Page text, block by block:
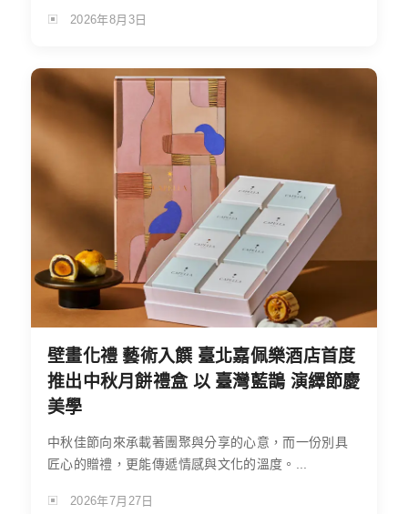
2026年8月3日
壁畫化禮 藝術入饌 臺北嘉佩樂酒店首度
推出中秋月餅禮盒 以 臺灣藍鵲 演繹節慶
美學
中秋佳節向來承載著團聚與分享的心意，而一份別具
匠心的贈禮，更能傳遞情感與文化的溫度。...
2026年7月27日